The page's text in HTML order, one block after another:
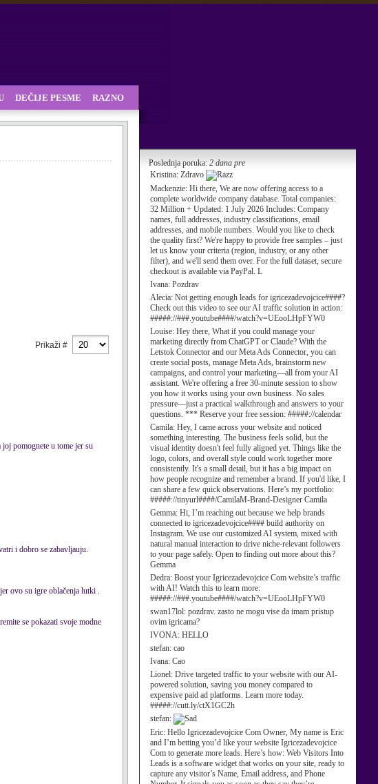
Poslednja poruka: 2 dana pre
Kristina: Zdravo
Mackenzie: Hi there, We are now offering access to a
complete worldwide company database. Total companies:
32 Million + Updated: 1 July 2026 Includes: Company
names, full addresses, industry classifications, email
addresses, and mobile numbers. Would you like to check
the quality first? We're happy to provide free samples – just
let us know your criteria (region, industry, or any other
filter), and we'll send them over. For the full dataset, secure
checkout is available via PayPal. L
Ivana: Pozdrav
Alecia: Not getting enough leads for igricezadevojcice####?
Check out this video to see our AI traffic solution in action:
#####://###.youtube####/watch?v=UEooLHpFYW0
Louise: Hey there, What if you could manage your
marketing directly from ChatGPT or Claude? With the
Letstok Connector and our Meta Ads Connector, you can
create social posts, manage Meta Ads, brainstorm new
campaigns, and control your marketing—all from your AI
assistant. We're offering a free 30-minute session to show
you how it works using your own business. No sales
pressure—just a practical walkthrough and answers to your
questions. *** Reserve your free session: #####://calendar
Camila: Hey, I came across your website and noticed
something interesting. The business feels solid, but the
visual identity doesn't feel fully aligned yet. Things like the
logo, colors, and overall style could work together more
consistently. It's a small detail, but it has a big impact on
how people recognize and remember a brand. If you'd like, I
can share a few quick observations. Here’s my portfolio:
#####://tinyurl####/CamilaM-Brand-Designer Camila
Gemma: Hi, I’m reaching out because we help brands
connected to igricezadevojcice#### build authority on
Instagram. We use our customized AI system, mixed with
natural manual interaction to drive niche-relevant followers
to your page safely. Open to finding out more about this?
Gemma
Dedra: Boost your Igricezadevojcice Com website’s traffic
with AI! Watch this to learn more:
#####://###.youtube####/watch?v=UEooLHpFYW0
swan17lol: pozdrav. zasto ne mogu vise da imam pristup
ovim igricama?
IVONA: HELLO
stefan: cao
Ivana: Cao
Lionel: Drive targeted traffic to your website with our AI-
powered solution, saving you money compared to
expensive paid ad platforms. Learn more today.
#####://cutt.ly/ctX1GC2h
stefan:
Eric: Hello Igricezadevojcice Com Owner, My name is Eric
and I’m betting you’d like your website Igricezadevojcice
Com to generate more leads. Here’s how: Web Visitors Into
Leads is a software widget that works on your site, ready to
capture any visitor’s Name, Email address, and Phone
DEČIJE PESME RAZNO
Prikaži #
pomognete u tome jer su
i dobro se zabavljauju.
ovo su igre oblačenja lutki .
se pokazati svoje modne